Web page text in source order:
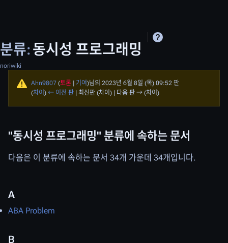
분류:동시성 프로그래밍
noriwiki
Ahn9807 (토론 | 기여)님의 2023년 6월 8일 (목) 09:52 판
(차이 ) ← 이전 판 | 최신판 (차이) | 다음 판 → (차이)
"동시성 프로그래밍" 분류에 속하는 문서
다음은 이 분류에 속하는 문서 34개 가운데 34개입니다.
A
ABA Problem
B